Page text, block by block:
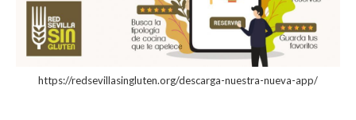
https://redsevillasingluten.org/descarga-nuestra-nueva-app/